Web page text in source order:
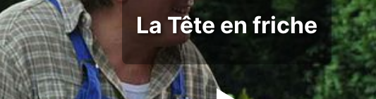
La Tête en friche